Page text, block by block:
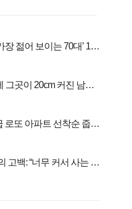
장 젊어 보이는 70대’ 1위
그곳이 20cm 커진 남자..
로또 아파트 선착순 줍줍
고백: “너무 커서 사는 게